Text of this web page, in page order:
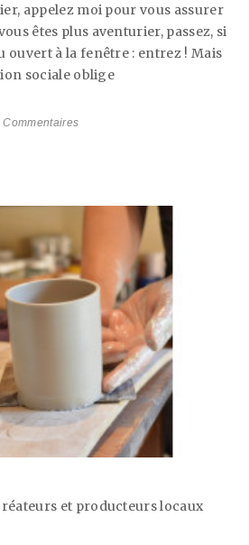
appelez moi pour vous assurer
êtes plus aventurier, passez, si
ouvert à la fenêtre : entrez ! Mais
sociale oblige
Commentaires
et producteurs locaux